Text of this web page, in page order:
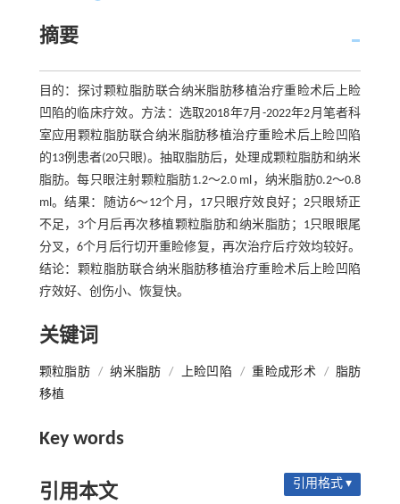
摘要
目的：探讨颗粒脂肪联合纳米脂肪移植治疗重睑术后上睑
凹陷的临床疗效。方法：选取2018年7月-2022年2月笔者科
室应用颗粒脂肪联合纳米脂肪移植治疗重睑术后上睑凹陷
的13例患者(20只眼)。抽取脂肪后，处理成颗粒脂肪和纳米
脂肪。每只眼注射颗粒脂肪1.2～2.0 ml，纳米脂肪0.2～0.8
ml。结果：随访6～12个月，17只眼疗效良好；2只眼矫正
不足，3个月后再次移植颗粒脂肪和纳米脂肪；1只眼眼尾
分叉，6个月后行切开重睑修复，再次治疗后疗效均较好。
结论：颗粒脂肪联合纳米脂肪移植治疗重睑术后上睑凹陷
疗效好、创伤小、恢复快。
关键词
颗粒脂肪 / 纳米脂肪 / 上睑凹陷 / 重睑成形术 / 脂肪
移植
Key words
引用本文 引用格式 ▾